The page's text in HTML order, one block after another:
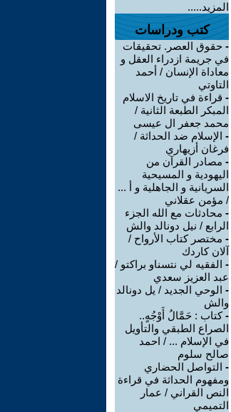
المزيد.....
كتب ودراسات
- حقوق العصر. تحقيقات
في جريمة ازدراء العقل و
معاداة الإنسان / أحمد
التاوتي
- قراءة في تاريخ الاسلام
المبكر الطبعة الثانية /
محمد جعفر ال عيسى
- الإسلام ضد الحداثة /
فرغان أزيهاري
- مصادر القرآن من
اليهودية و المسيحية
السريانية و الجاهلية و أ ...
/ مؤمن عقلاني
- محادثات مع الله الجزء
الرابع / نيل دونالد والش
- مختصر كتاب الأرواح /
آلان كاردك
- الفقيه لي نتسناو براكتو /
عبد العزيز سعدي
- الوحي الجديد / يل دونالد
والش
-كتاب : حَمَّالُ أَوْجُهٍ..
الصراع الطبقي والتأويل
في الإسلام ... / احمد
صالح سلوم
- التواصل الحضاري
ومفهوم الحداثة في قراءة
النص القراني / عمار
التميمي